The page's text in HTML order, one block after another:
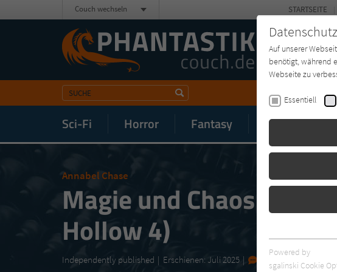
Sci-Fi Horror Fantasy Mystery
STARTSEITE
Couch wechseln
Annabel Chase
Magie und Chaos (Die
Hollow 4)
‎Independently published Erschienen: Juli 2025
Auf unserer
benötigt, während
Webseite zu
Essentiell
Essentielle
benötigt.
Powered by
sgalinski Cookie